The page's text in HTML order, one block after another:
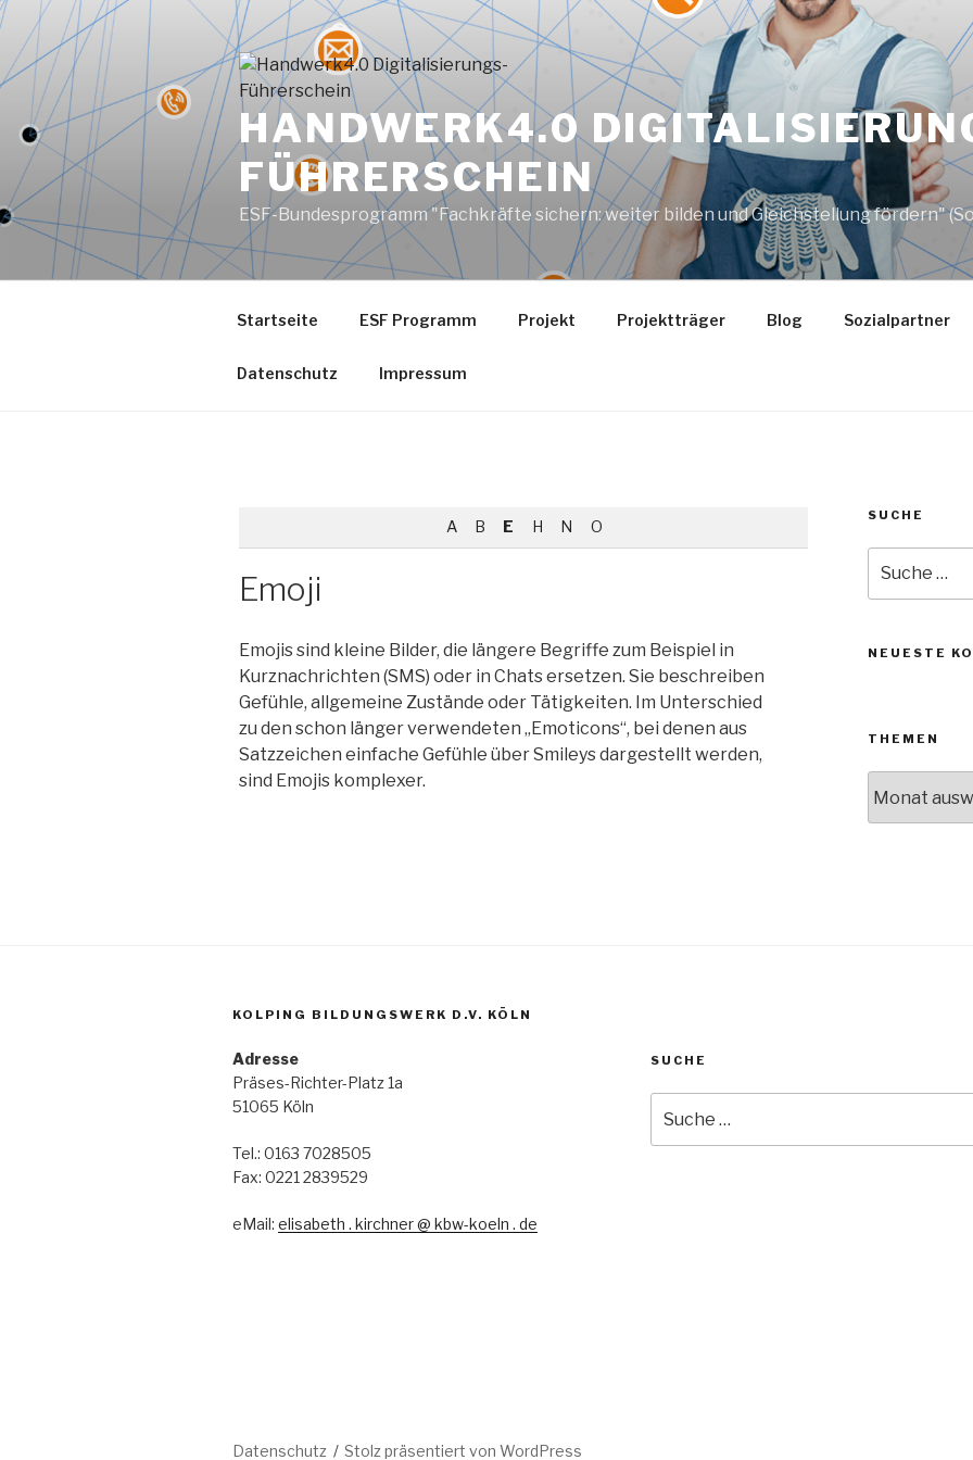
Zum
Inhalt
springen
HANDWERK4.0
FÜHRERSCHEIN
ESF-Bundesprogramm "Fachkräfte sichern: weiter bilden und Gleichstellung fördern"
Startseite ESF Programm Projekt Projektträger Blog Sozialpartner
Datenschutz Impressum
A B E H N O
Emoji
Emojis sind kleine Bilder, die längere Begriffe zum Beispiel in
Kurznachrichten (SMS) oder in Chats ersetzen. Sie beschreiben
Gefühle, allgemeine Zustände oder Tätigkeiten. Im Unterschied
zu den schon länger verwendeten „Emoticons“, bei denen aus
Satzzeichen einfache Gefühle über Smileys dargestellt werden,
sind Emojis komplexer.
SUCHE
nach:
NEUESTE
THEMEN
KOLPING BILDUNGSWERK D.V. KÖLN
Adresse
Präses-Richter-Platz 1a
51065 Köln
Tel.: 0163 7028505
Fax: 0221 2839529
eMail: elisabeth . kirchner @ kbw-koeln . de
SUCHE
nach:
Datenschutz Stolz präsentiert von WordPress